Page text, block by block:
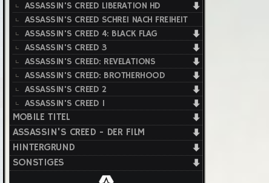
ASSASSIN'S CREED LIBERATION HD
ASSASSIN'S CREED SCHREI NACH FREIHEIT
ASSASSIN'S CREED 4: BLACK FLAG
ASSASSIN'S CREED 3
ASSASSIN'S CREED: REVELATIONS
ASSASSIN'S CREED: BROTHERHOOD
ASSASSIN'S CREED 2
ASSASSIN'S CREED 1
MOBILE TITEL
ASSASSIN'S CREED - DER FILM
HINTERGRUND
SONSTIGES